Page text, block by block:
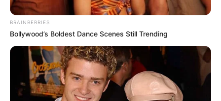
Infantil: 52 Ideias Criativas
com Passo a Passo
BRAINBERRIES
Bollywood’s Boldest Dance Scenes Still Trending